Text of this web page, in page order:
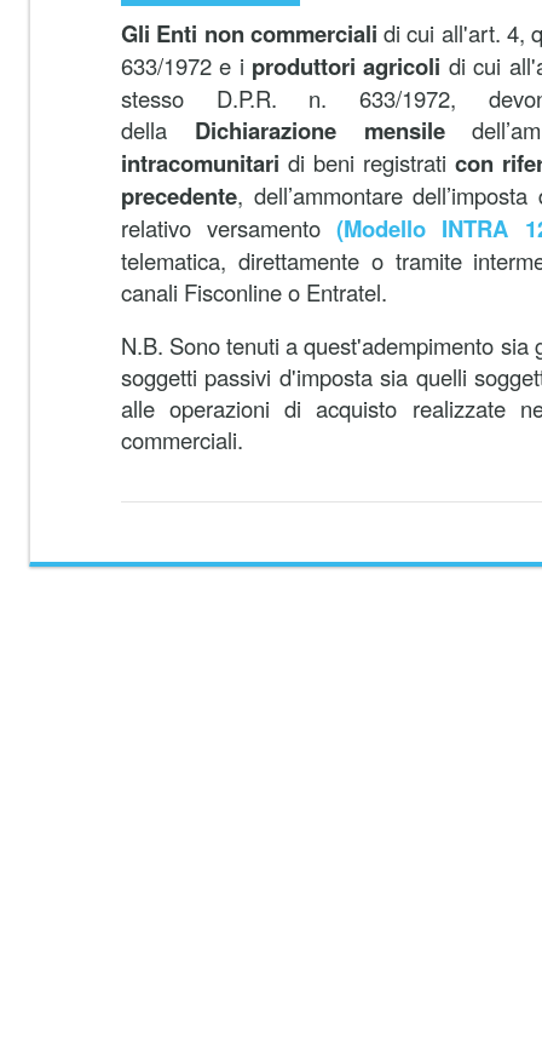
Gli Enti non commerciali di cui all'art. 4,
633/1972 e i produttori agricoli di cui
stesso D.P.R. n. 633/1972,
della Dichiarazione mensile
intracomunitari di beni registrati con
precedente, dell’ammontare
relativo versamento(Modello INTRA
telematica, direttamente o tramite
canali Fisconline o Entratel.
N.B. Sono tenuti a quest'adempimento sia
soggetti passivi d'imposta sia quelli
alle operazioni di acquisto realizzate
commerciali.